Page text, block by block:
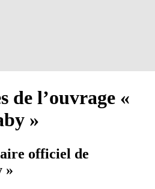
de l’ouvrage «
»
officiel de
»